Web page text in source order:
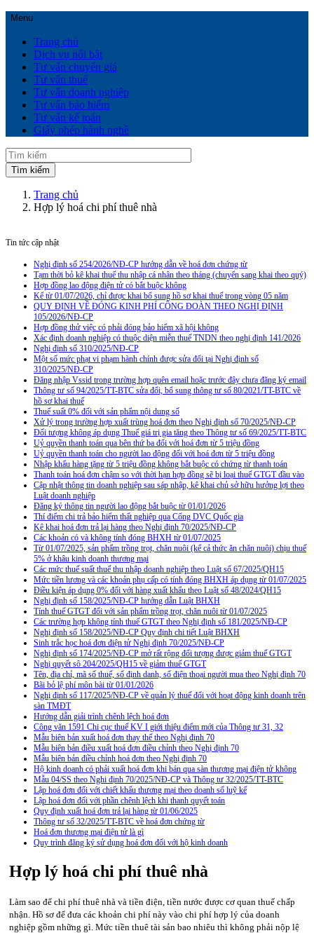
Menu
Trang chủ
Dịch vụ nổi bật
Tư vấn chuyển giá
Tư vấn thuế
Tư vấn doanh nghiệp
Tư vấn bảo hiểm
Tư vấn kế toán
Giấy phép hành nghề
Trang chủ
Hợp lý hoá chi phí thuê nhà
Tin tức cập nhật
Nghị định số 254/2026/NĐ-CP hướng dẫn về hoá đơn chứng từ
Tạm thời bỏ kê khai thuế thu nhập cá nhân theo tháng (chuyển sang khai theo quý)
Hợp đồng lao động điện tử có bắt buộc không
Kể từ 01/07/2026, chỉ được khai bổ sung hồ sơ khai thuế trong vòng 05 năm
QUY ĐỊNH VỀ ĐÓNG KINH PHÍ CÔNG ĐOÀN THEO NGHỊ ĐỊNH
105/2026/NĐ-CP
Hợp đồng thử việc có phải đóng bảo hiểm xã hội không
Xác định doanh nghiệp có thuộc diện miễn thuế TNDN theo nghị định 141/2026
Nghị định số 310/2025/NĐ-CP
Một số mức phạt vi phạm hành chính được sửa đổi tại Nghị định số
310/2025/NĐ-CP
Đăng nhập Vssid trong trường hợp quên email hoặc trước đây chưa đăng ký email
Thông tư số 94/2025/TT-BTC sửa đổi, bổ sung thông tư số 80/2021/TT-BTC về
hồ sơ khai thuế
Thuế suất 0% đối với sản phẩm nội dung số
Xử lý trong trường hợp xuất trùng hoá đơn theo Nghị định số 70/2025/NĐ-CP
Đối tượng không áp dụng Thuế giá trị gia tăng theo Thông tư số 69/2025/TT-BTC
Uỷ quyền thanh toán qua bên thứ ba đối với hoá đơn từ 5 triệu đồng
Uỷ quyền thanh toán cho người lao động đối với hoá đơn từ 5 triệu đồng
Nhập khẩu hàng tặng từ 5 triệu đồng không bắt buộc có chứng từ thanh toán
Thanh toán hoá đơn chậm so với thời hạn hợp đồng sẽ bị loại thuế GTGT đầu vào
Cập nhật thông tin doanh nghiệp sau sáp nhập, kê khai chủ sở hữu hưởng lợi theo
Luật doanh nghiệp
Đăng ký thông tin người lao động bắt buộc từ 01/01/2026
Thí điểm chi trả bảo hiểm thất nghiệp qua Cổng DVC Quốc gia
Kê khai hoá đơn trả lại hàng theo Nghị định 70/2025/NĐ-CP
Các khoản có và không tính đóng BHXH từ 01/07/2025
Từ 01/07/2025, sản phẩm trồng trọt, chăn nuôi (kể cả thức ăn chăn nuôi) chịu thuế
5% ở khâu kinh doanh thương mại
Các mức thuế suất thuế thu nhập doanh nghiệp theo Luật số 67/2025/QH15
Mức tiền lương và các khoản phụ cấp có tính đóng BHXH áp dụng từ 01/07/2025
Điều kiện áp dụng 0% đối với hàng xuất khẩu theo Luật số 48/2024/QH15
Nghị định số 158/2025/NĐ-CP hướng dẫn Luật BHXH
Tính thuế GTGT đối với sản phẩm trồng trọt, chăn nuôi từ 01/07/2025
Các trường hợp không tính thuế GTGT theo Nghị định số 181/2025/NĐ-CP
Nghị định số 158/2025/NĐ-CP Quy định chi tiết Luật BHXH
Sinh trắc học hoá đơn điện tử Nghị định 70/2025/NĐ-CP
Nghị định số 174/2025/NĐ-CP mở rất rộng đối tượng được giảm thuế GTGT
Nghị quyết sô 204/2025/QH15 về giảm thuế GTGT
Tên, địa chỉ, mã số thuế, số định danh, số điện thoại người mua theo Nghị định 70
Bãi bỏ lệ phí môn bài từ 01/01/2026
Nghị định số 117/2025/NĐ-CP về quản lý thuế đối với hoạt động kinh doanh trên
sàn TMĐT
Hướng dẫn giải trình chênh lệch hoá đơn
Công văn 1591 Chi cục thuế KV I giới thiệu điểm mới của Thông tư 31, 32
Mẫu biên bản xuất hoá đơn thay thế theo Nghị định 70
Mẫu biên bản điều xuất hoá đơn điều chỉnh theo Nghị định 70
Mẫu biên bản điều chỉnh hoá đơn theo Nghị định 70
Hộ kinh doanh có phải xuất hoá đơn khi bán qua sàn thương mại điện tử không
Mẫu 04/SS theo Nghi định 70/2025/NĐ-CP và Thông tư 32/2025/TT-BTC
Lập hoá đơn đối với chiết khấu thương mại theo doanh số luỹ kế
Lập hoá đơn đối với phần chênh lệch khi thanh quyết toán
Quy định xuất hoá đơn trả lại hàng từ 01/06/2025
Thông tư số 32/2025/TT-BTC về hoá đơn chứng từ
Hoá đơn thương mại điện tử là gì
Quy trình đăng ký sử dụng hoá đơn đối với hộ kinh doanh
Hợp lý hoá chi phí thuê nhà
Làm sao để chi phí thuê nhà và tiền điện, tiền nước được cơ quan thuế chấp
nhận. Hồ sơ để đưa các khoản chi phí này vào chi phí hợp lý của doanh
nghiệp gồm những gì. Mức tiền thuê tài sản bao nhiêu thì không phải nộp lệ